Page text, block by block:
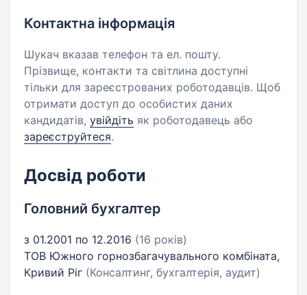
Контактна інформація
Шукач вказав телефон та ел. пошту.
Прізвище, контакти та світлина доступні
тільки для зареєстрованих роботодавців. Щоб
отримати доступ до особистих даних
кандидатів, увійдіть як роботодавець або
зареєструйтеся.
Досвід роботи
Головний бухгалтер
з 01.2001 по 12.2016 (16 років)
ТОВ Южного горнозбагачувального комбіната,
Кривий Ріг (Консалтинг, бухгалтерія, аудит)